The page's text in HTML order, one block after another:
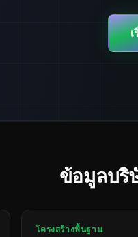
เ
ข้อมูลบริ
โครงสร้างพื้นฐาน